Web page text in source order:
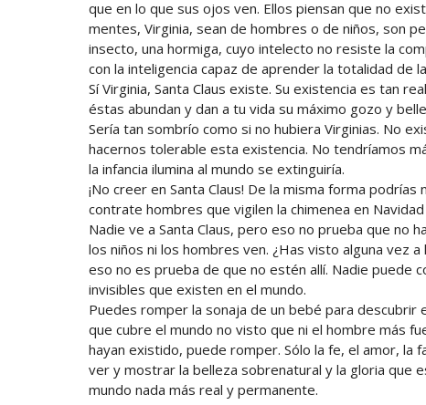
que en lo que sus ojos ven. Ellos piensan que no
mentes, Virginia, sean de hombres o de niños, son
insecto, una hormiga, cuyo intelecto no resiste la
con la inteligencia capaz de aprender la totalidad de
Sí Virginia, Santa Claus existe. Su existencia es tan
éstas abundan y dan a tu vida su máximo gozo y
Sería tan sombrío como si no hubiera Virginias. No
hacernos tolerable esta existencia. No tendríamos
la infancia ilumina al mundo se extinguiría.
¡No creer en Santa Claus! De la misma forma
contrate hombres que vigilen la chimenea en
Nadie ve a Santa Claus, pero eso no prueba que no
los niños ni los hombres ven. ¿Has visto alguna vez
eso no es prueba de que no estén allí. Nadie puede
invisibles que existen en el mundo.
Puedes romper la sonaja de un bebé para
que cubre el mundo no visto que ni el hombre más
hayan existido, puede romper. Sólo la fe, el amor, la
ver y mostrar la belleza sobrenatural y la gloria que
mundo nada más real y permanente.